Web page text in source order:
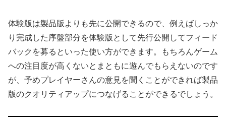
体験版は製品版よりも先に公開できるので、例えばしっか
り完成した序盤部分を体験版として先行公開してフィード
バックを募るといった使い方ができます。もちろんゲーム
への注目度が高くないとまともに遊んでもらえないのです
が、予めプレイヤーさんの意見を聞くことができれば製品
版のクオリティアップにつなげることができるでしょう。